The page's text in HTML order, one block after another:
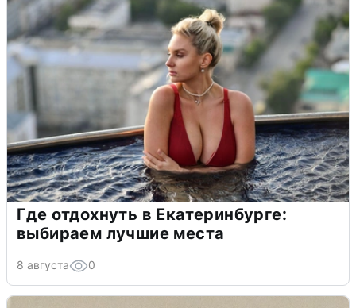
Где отдохнуть в Екатеринбурге:
выбираем лучшие места
8 августа 0